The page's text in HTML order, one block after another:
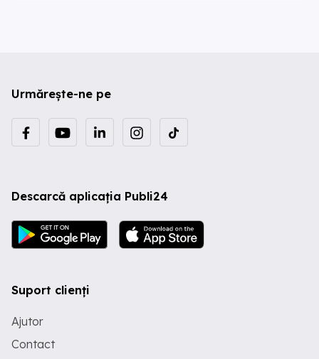
Urmărește-ne pe
Descarcă aplicația Publi24
Suport clienți
Ajutor
Contact